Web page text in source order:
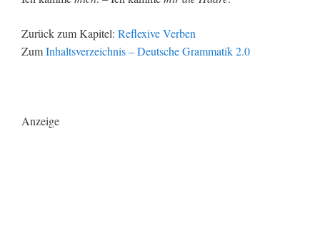
Zurück zum Kapitel: Reflexive Verben
ZumInhaltsverzeichnis – Deutsche Grammatik 2.0
Anzeige